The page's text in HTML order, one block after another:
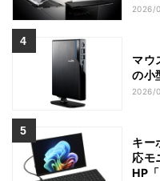
2026/
マウ
の小
2026/
キー
応モ
HP